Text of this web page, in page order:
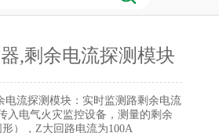
,剩余电流探测模块
流探测模块：实时监测路剩余电流
入电气火灾监控设备，测量的剩余
），Z大回路电流为100A